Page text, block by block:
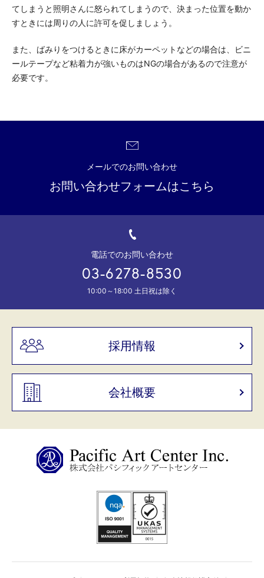
てしまうと照明さんに怒られてしまうので、決まった位置を動か
すときには周りの人に許可を促しましょう。
また、ばみりをつけるときに床がカーペットなどの場合は、ビニ
ールテープなど粘着力が強いものはNGの場合があるので注意が
必要です。
メールでのお問い合わせ
お問い合わせフォームはこちら
電話でのお問い合わせ
03-6278-8530
10:00～18:00 土日祝は除く
採用情報
会社概要